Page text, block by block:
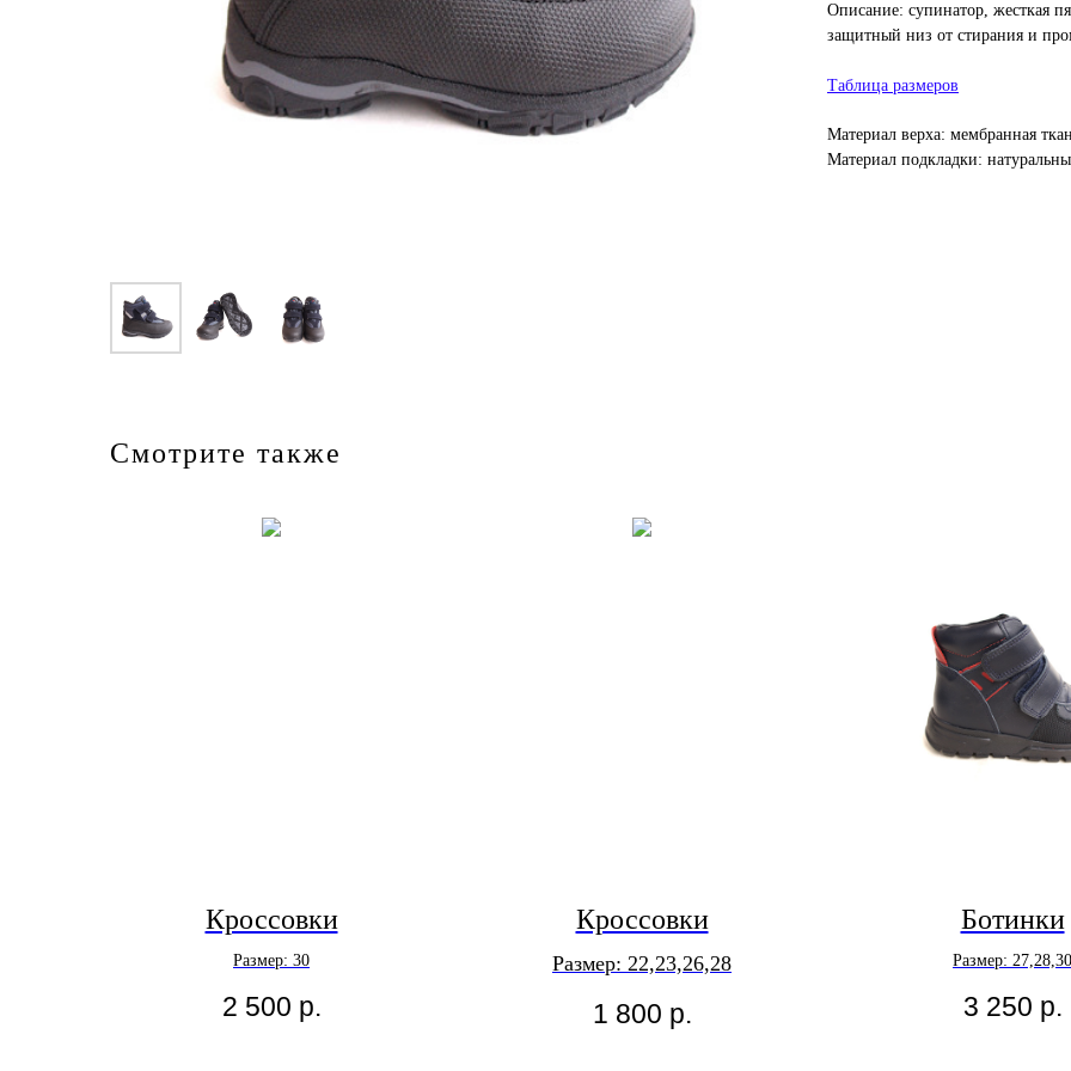
Описание: супинатор, жесткая
защитный низ от стирания и
Таблица размеров
Материал верха: мембранная
Материал подкладки:
Смотрите также
Кроссовки
Размер: 30
2 500 р.
Кроссовки
Размер: 22,23,26,28
1 800 р.
Ботинки
Размер: 27,28,30
3 250 р.